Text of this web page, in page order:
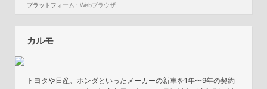
プラットフォーム :Webブラウザ
カルモ
トヨタや日産、ホンダといったメーカーの新車を1年〜9年の契約